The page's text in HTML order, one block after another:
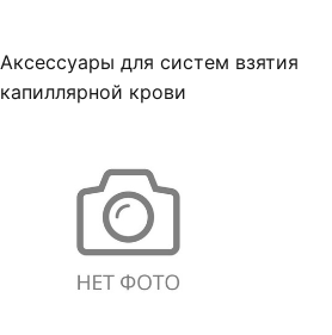
Аксессуары для систем взятия
капиллярной крови